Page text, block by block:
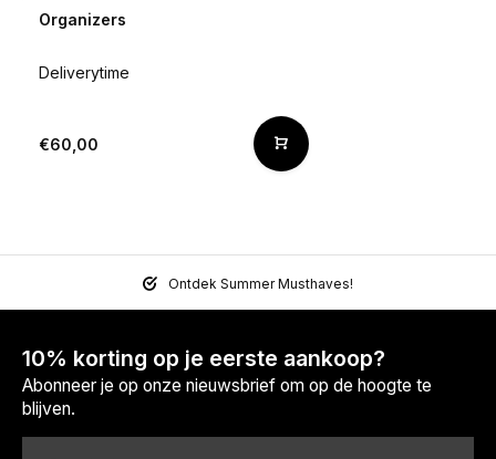
Organizers
Deliverytime
€60,00
Ontdek Summer Musthaves!
10% korting op je eerste aankoop?
Abonneer je op onze nieuwsbrief om op de hoogte te
blijven.